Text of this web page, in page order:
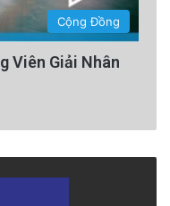
Cộng Đồng
Viên Giải Nhân